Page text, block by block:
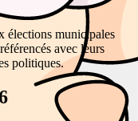
élections municipales
avec leurs
politiques.